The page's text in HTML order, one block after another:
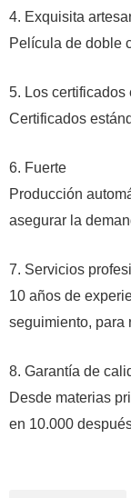
4. Exquisita
Película de doble
5. Los certificados
Certificados
6. Fuerte
Producción
asegurar la
7. Servicios
10 años de
seguimiento, para
8. Garantía de
Desde materias
en 10.000